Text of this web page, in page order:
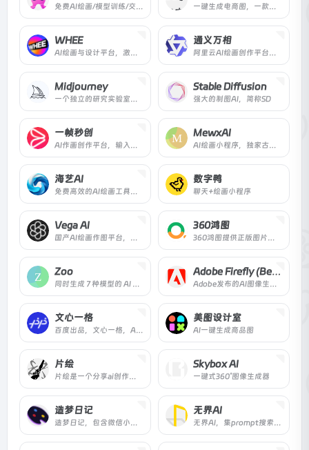
免费AI绘画/模型训练/交流分享平台 一键生成电商图，一款电商人真正可商用的AI电商图工具
WHEE
AI绘画与设计平台，激发创意，快速生成图像。
通义万相
阿里云AI绘画创作平台，激发无限创意。
Midjourney
一个独立的研究实验室，探索新的思想媒介，扩大人类的想象力。
Stable Diffusion
强大的制图AI，简称SD
一帧秒创
AI作画创作平台，输入关键词一键生成绘画作品
MewxAI
AI绘画小程序，独家古风模型，AI快速生产2.5D古风人物，支持上传图片生成手绘头像、古风头像
海艺AI
免费高效的AI绘画工具，让你无需专业技能，轻松生成大量高质量图片
数字鸭
聊天+绘画小程序
Vega AI
国产AI绘画作图平台，识别中文关键词，创作你的艺术作品！
360鸿图
360鸿图提供正版图片素材与设计资源。
Zoo
同时生成 7 种模型的 AI 绘画图片
Adobe Firefly (Beta)
Adobe发布的AI图像生成工具
文心一格
百度出品，文心一格，AI艺术和创意辅助平台，依托飞桨、文心大模型的技术创新推出的“AI作画”产品，可轻松驾驭多种风格，人人皆可“一语成画”
美图设计室
AI一键生成商品图
片绘
片绘是一个分享ai创作的绘画交流平台，创造艺术的并不是AI，创造艺术的终究是你我。
Skybox AI
一键式360°图像生成器
造梦日记
造梦日记，包含微信小程序和...
无界AI
无界AI，集prompt搜索、AI图库、AI创作、AI广场等为一体。提供一站式AI搜索-创作-交流-分享服务。